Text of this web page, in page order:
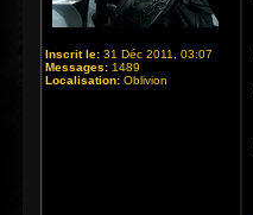
Inscrit le: 31 Déc 2011, 03:07
Messages: 1489
Localisation: Oblivion